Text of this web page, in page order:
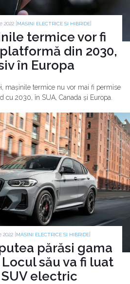
| MASINI ELECTRICE SI HIBRIDE
termice vor fi
din 2030,
în Europa
mașinile termice nu vor mai fi permise
cu 2030, în SUA, Canada și Europa.
| MASINI ELECTRICE SI HIBRIDE
părăsi gama
său va fi luat
electric